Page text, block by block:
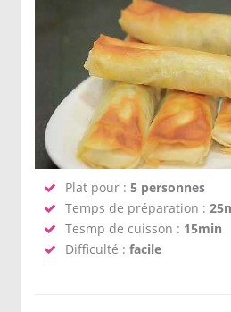
Plat pour : 5 personnes
Temps de préparation :
Tesmp de cuisson : 15min
Difficulté : facile